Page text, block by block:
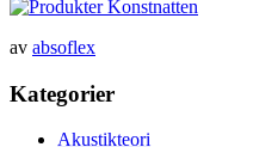
av absoflex
Kategorier
Akustikteori